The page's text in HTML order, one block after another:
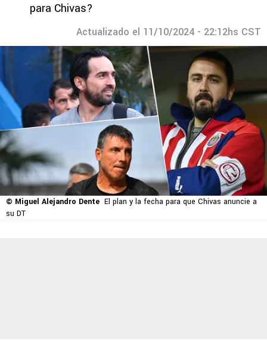
para Chivas?
Actualizado el 11/10/2024 - 22:12hs CST
© Miguel Alejandro Dente El plan y la fecha para que Chivas anuncie a
su DT